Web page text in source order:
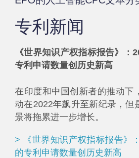
专利新闻
《世界知识产权指标报告》：
专利申请数量创历史新高
在印度和中国创新者的推动下
动在2022年飙升至新纪录，但
景将拖累进一步增长。
> 《世界知识产权指标报告》
的专利申请数量创历史新高